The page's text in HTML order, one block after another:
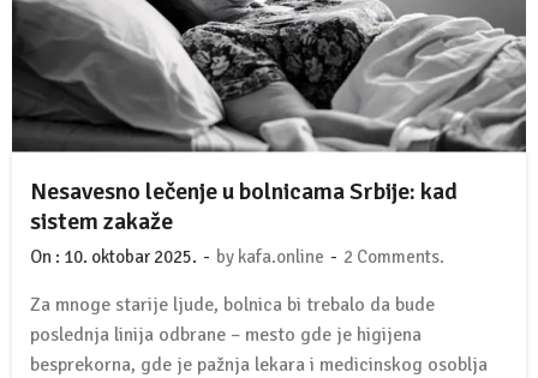
Nesavesno lečenje u bolnicama Srbije: kad
sistem zakaže
On : 10. oktobar 2025. - by kafa.online - 2 Comments.
Za mnoge starije ljude, bolnica bi trebalo da bude
poslednja linija odbrane – mesto gde je higijena
besprekorna, gde je pažnja lekara i medicinskog osoblja